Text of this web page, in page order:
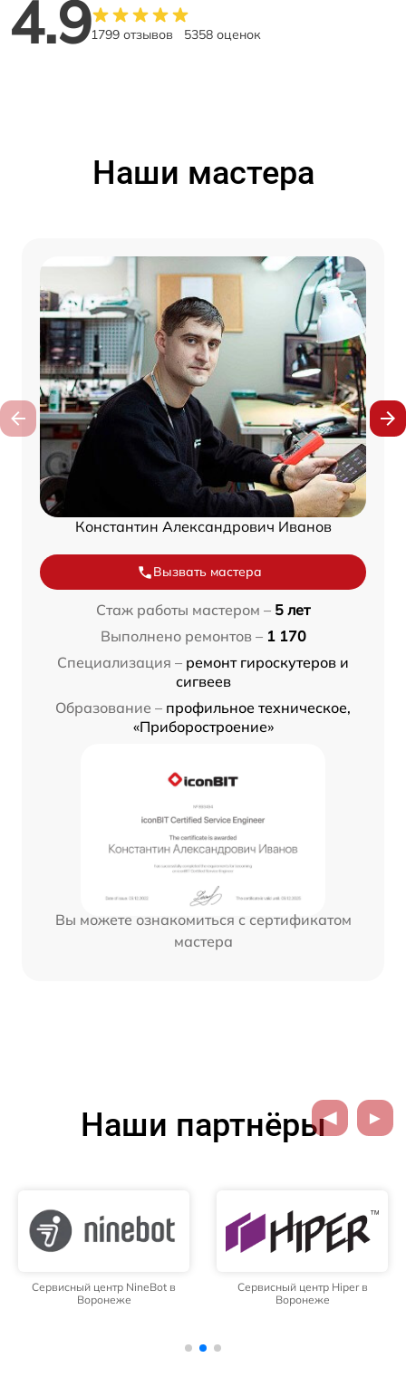
4.91799 отзывов 5358 оценок
Наши мастера
Константин Александрович Иванов
Вызвать мастера
Стаж работы мастером – 5 лет
Выполнено ремонтов – 1 170
Специализация – ремонт гироскутеров и
сигвеев
Образование – профильное техническое,
«Приборостроение»
Вы можете ознакомиться с сертификатом
мастера
Наши партнёры
Сервисный центр NineBot в
Воронеже
Сервисный центр Hiper в
Воронеже